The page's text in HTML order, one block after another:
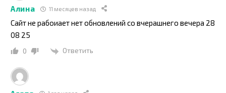
Алина 11 месяцев назад
Сайт не рабоиает нет обновлений со вчерашнего вечера 28
08 25
0 Ответить